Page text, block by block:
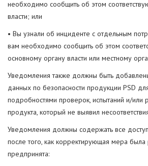
необходимо сообщить об этом
власти; или
• Вы узнали об инциденте с отдельным
вам необходимо сообщить об этом
основному органу власти или местному
Уведомления также должны быть
данных по безопасности продукции PSD
подробностями проверок, испытаний и/или
продукта, который не выявил
Уведомления должны содержать все
после того, как корректирующая мера
предпринята: